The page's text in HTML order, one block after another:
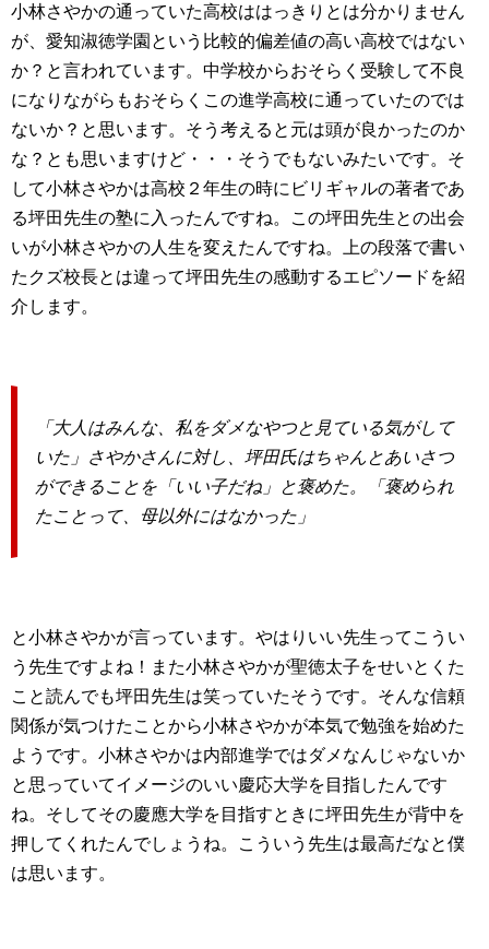
小林さやかの通っていた高校ははっきりとは分かりません
が、愛知淑徳学園という比較的偏差値の高い高校ではない
か？と言われています。中学校からおそらく受験して不良
になりながらもおそらくこの進学高校に通っていたのでは
ないか？と思います。そう考えると元は頭が良かったのか
な？とも思いますけど・・・そうでもないみたいです。そ
して小林さやかは高校２年生の時にビリギャルの著者であ
る坪田先生の塾に入ったんですね。この坪田先生との出会
いが小林さやかの人生を変えたんですね。上の段落で書い
たクズ校長とは違って坪田先生の感動するエピソードを紹
介します。
「大人はみんな、私をダメなやつと見ている気がして
いた」さやかさんに対し、坪田氏はちゃんとあいさつ
ができることを「いい子だね」と褒めた。「褒められ
たことって、母以外にはなかった」
と小林さやかが言っています。やはりいい先生ってこうい
う先生ですよね！また小林さやかが聖徳太子をせいとくた
こと読んでも坪田先生は笑っていたそうです。そんな信頼
関係が気つけたことから小林さやかが本気で勉強を始めた
ようです。小林さやかは内部進学ではダメなんじゃないか
と思っていてイメージのいい慶応大学を目指したんです
ね。そしてその慶應大学を目指すときに坪田先生が背中を
押してくれたんでしょうね。こういう先生は最高だなと僕
は思います。